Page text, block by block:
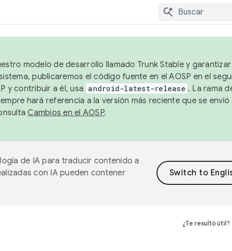
modelo de desarrollo llamado Trunk Stable y garantizar
publicaremos el código fuente en el AOSP en el
y contribuir a él, usa android-latest-release . La rama
hará referencia a la versión más reciente que se envió
Cambios en el AOSP.
de IA para traducir contenido a
con IA pueden contener
¿Te resultó útil?